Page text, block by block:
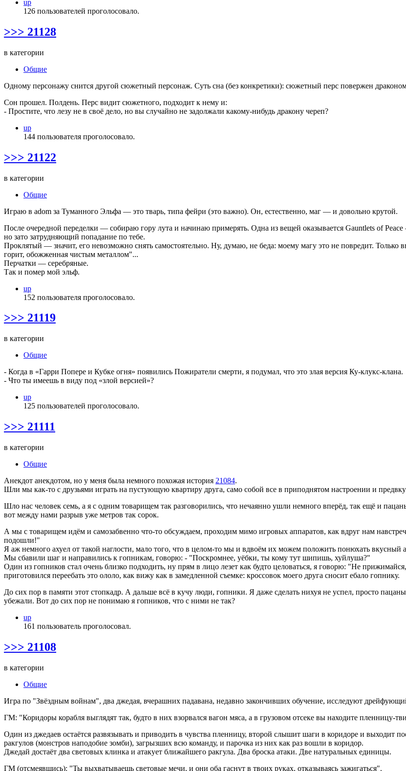
up
126 пользователей проголосовало.
>>> 21128
в категории
Общие
Одному персонажу снится другой сюжетный персонаж. Суть сна (без конкретики): сюжетный перс повержен
Сон прошел. Полдень. Перс видит сюжетного, подходит к нему и:
- Простите, что лезу не в своё дело, но вы случайно не задолжали какому-нибудь дракону череп?
up
144 пользователя проголосовало.
>>> 21122
в категории
Общие
Играю в adom за Туманного Эльфа — это тварь, типа фейри (это важно). Он, естественно, маг — и довольно крутой.
После очередной переделки — собираю гору лута и начинаю примерять. Одна из вещей оказывается Gauntlets of
но зато затрудняющий попадание по тебе.
Проклятый — значит, его невозможно снять самостоятельно. Ну, думаю, не беда: моему магу это не повредит.
горит, обожженная чистым металлом"...
Перчатки — серебряные.
Так и помер мой эльф.
up
152 пользователя проголосовало.
>>> 21119
в категории
Общие
- Когда в «Гарри Попере и Кубке огня» появились Пожиратели смерти, я подумал, что это злая версия Ку-клукс-клана.
- Что ты имеешь в виду под «злой версией»?
up
125 пользователей проголосовало.
>>> 21111
в категории
Общие
Анекдот анекдотом, но у меня была немного похожая история 21084.
Шли мы как-то с друзьями играть на пустующую квартиру друга, само собой все в приподнятом настроении и
Шло нас человек семь, а я с одним товарищем так разговорились, что нечаянно ушли немного вперёд, так ещё и
вот между нами разрыв уже метров так сорок.
А мы с товарищем идём и самозабвенно что-то обсуждаем, проходим мимо игровых аппаратов, как вдруг нам
подошли!"
Я аж немного ахуел от такой наглости, мало того, что в целом-то мы и вдвоём их можем положить понюхать
Мы сбавили шаг и направились к гопникам, говорю: - "Поскромнее, уёбки, ты кому тут шипишь, хуйлуша?"
Один из гопников стал очень близко подходить, ну прям в лицо лезет как будто целоваться, я говорю: "Не
приготовился переебать это ололо, как вижу как в замедленной съемке: кроссовок моего друга сносит ебало гопнику.
До сих пор в памяти этот стопкадр. А дальше всё в кучу люди, гопники. Я даже сделать нихуя не успел, просто
убежали. Вот до сих пор не понимаю я гопников, что с ними не так?
up
161 пользователь проголосовал.
>>> 21108
в категории
Общие
Игра по "Звёздным войнам", два джедая, вчерашних падавана, недавно закончивших обучение, исследуют
ГМ: "Коридоры корабля выглядят так, будто в них взорвался вагон мяса, а в грузовом отсеке вы находите пленницу-
Один из джедаев остаётся развязывать и приводить в чувства пленницу, второй слышит шаги в коридоре и выходит
ракгулов (монстров наподобие зомби), загрызших всю команду, и парочка из них как раз вошли в коридор.
Джедай достаёт два световых клинка и атакует ближайшего ракгула. Два броска атаки. Две натуральных единицы.
ГМ (отсмеявшись): "Ты выхватываешь световые мечи, и они оба гаснут в твоих руках, отказываясь зажигаться".